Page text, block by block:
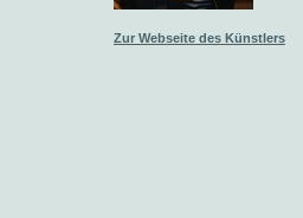
Zur Webseite des Künstlers